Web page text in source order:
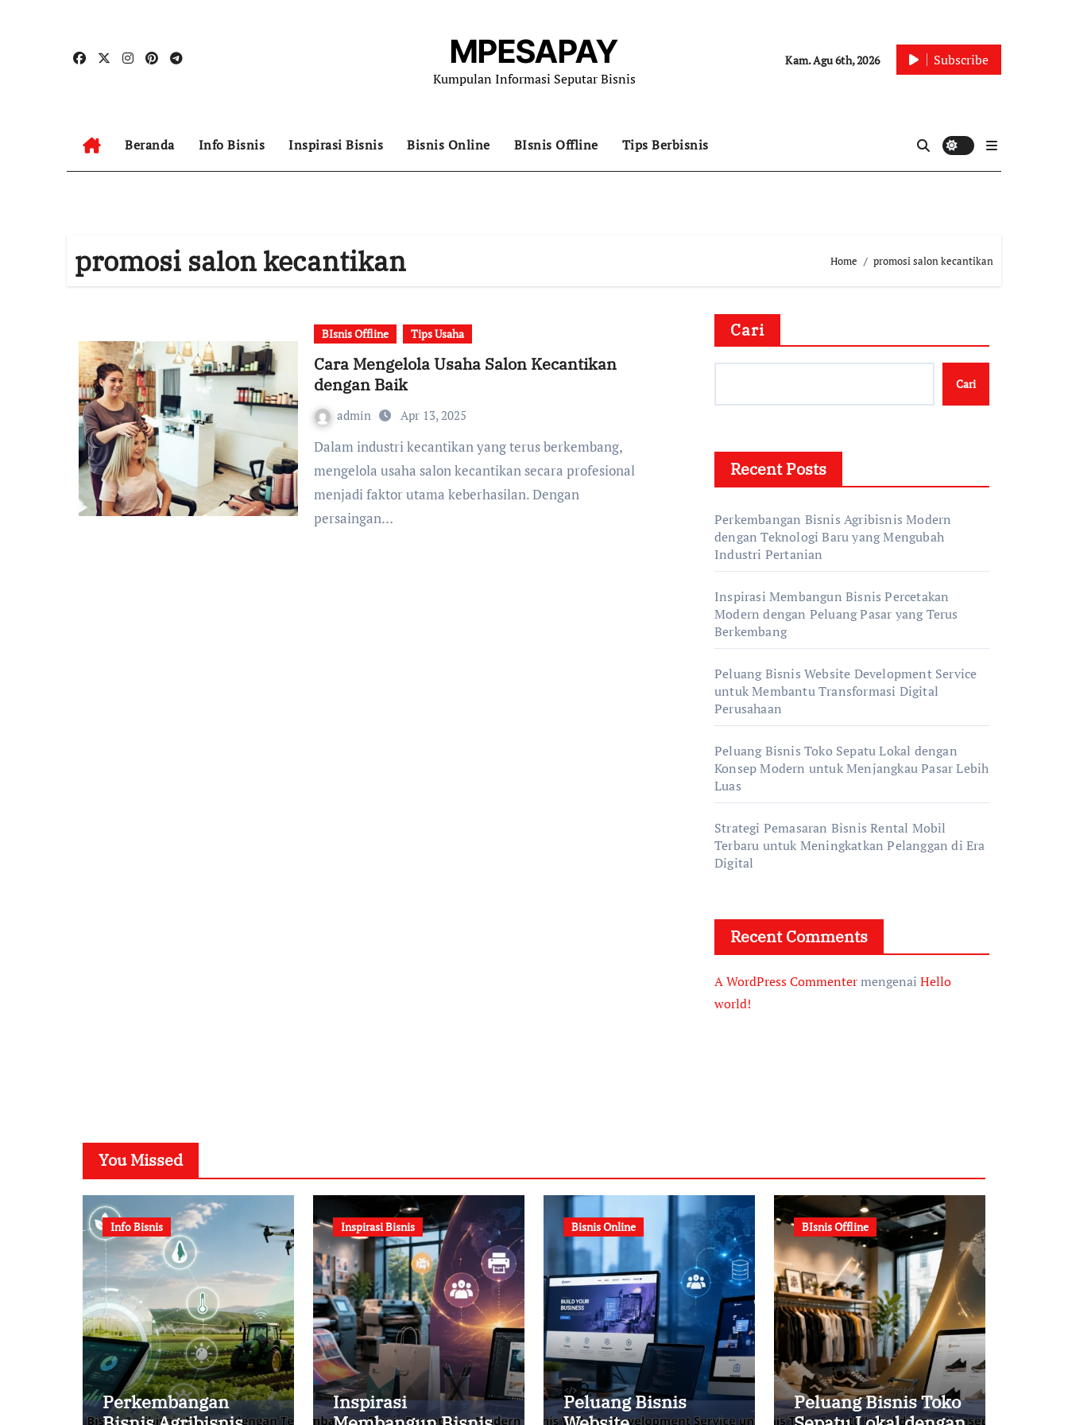
MPESAPAY
Kumpulan Informasi Seputar Bisnis
Kam. Agu 6th, 2026 Subscribe
Beranda Info Bisnis Inspirasi Bisnis Bisnis Online BIsnis Offline Tips Berbisnis
promosi salon kecantikan Home promosi salon kecantikan
BIsnis Offline Tips Usaha
Cara Mengelola Usaha Salon Kecantikan
dengan Baik
admin Apr 13, 2025
Dalam industri kecantikan yang terus berkembang,
mengelola usaha salon kecantikan secara profesional
menjadi faktor utama keberhasilan. Dengan
persaingan…
Cari
Cari
Recent Posts
Perkembangan Bisnis Agribisnis Modern
dengan Teknologi Baru yang Mengubah
Industri Pertanian
Inspirasi Membangun Bisnis Percetakan
Modern dengan Peluang Pasar yang Terus
Berkembang
Peluang Bisnis Website Development Service
untuk Membantu Transformasi Digital
Perusahaan
Peluang Bisnis Toko Sepatu Lokal dengan
Konsep Modern untuk Menjangkau Pasar Lebih
Luas
Strategi Pemasaran Bisnis Rental Mobil
Terbaru untuk Meningkatkan Pelanggan di Era
Digital
Recent Comments
A WordPress Commentermengenai Hello
world!
You Missed
Info Bisnis
Perkembangan
Inspirasi Bisnis
Inspirasi
Bisnis Online
Peluang Bisnis
BIsnis Offline
Peluang Bisnis Toko